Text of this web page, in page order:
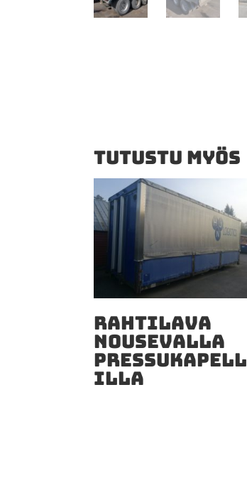
TUTUSTU MYÖS
RAHTILAVA
NOUSEVALLA
PRESSUKAPELL
ILLA